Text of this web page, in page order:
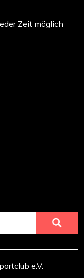
Zeit möglich
e.V.